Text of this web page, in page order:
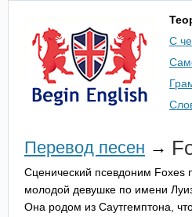
С
Перевод песен →
Сценический псевдоним Foxes
молодой девушке по имени
Она родом из Саутгемптона,